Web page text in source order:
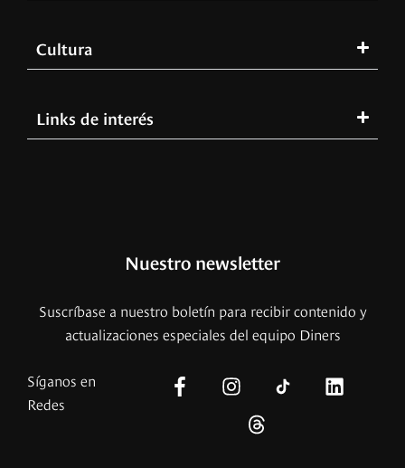
Cultura
Links de interés
Nuestro newsletter
Suscríbase a nuestro boletín para recibir contenido y
actualizaciones especiales del equipo Diners
Síganos en
Redes